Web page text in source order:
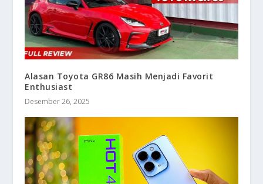
Alasan Toyota GR86 Masih Menjadi Favorit
Enthusiast
Desember 26, 2025